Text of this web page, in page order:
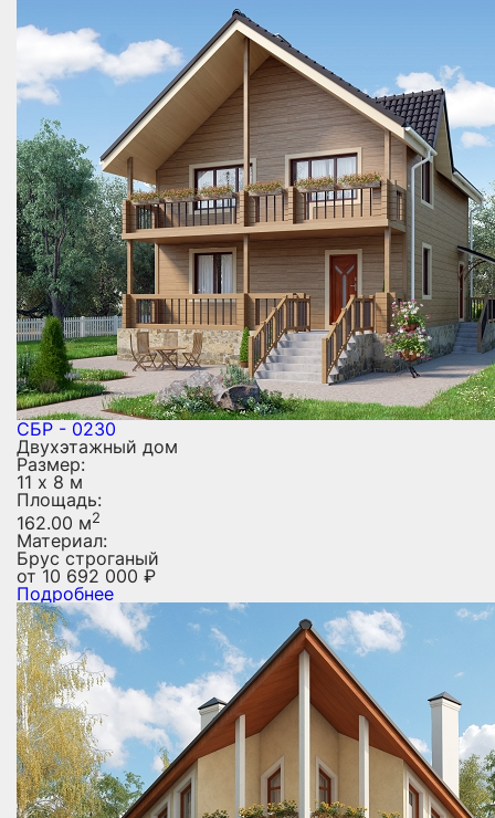
СБР - 0230
Двухэтажный дом
Размер:
11 х 8 м
Площадь:
162.00 м2
Материал:
Брус строганый
от10 692 000 ₽
Подробнее